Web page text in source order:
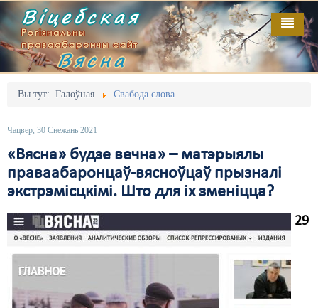
Віцебская
Рэгіянальны
праваабарончы сайт
Вясна
Вы тут: Галоўная Свабода слова
Чацвер, 30 Снежань 2021
«Вясна» будзе вечна» – матэрыялы
праваабаронцаў-вясноўцаў прызналі
экстрэмісцкімі. Што для іх зменіцца?
29
Галоўная
Адміністрацыйны перасьлед
Безбар'ернае асяродзьдзе
Выбары
Дзяржава
Затрыманьні
Выданьні
Кантакт
Пра нас